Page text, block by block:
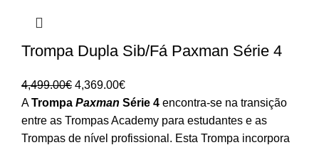
Trompa Dupla Sib/Fá Paxman Série 4
4,499.00€ O
preço
original
era:
4,369.00€O
preço
atual
é:
ATrompa Paxman Série 4 encontra-se na transição
entre as Trompas Academy para estudantes e as
Trompas de nível profissional. Esta Trompa incorpora